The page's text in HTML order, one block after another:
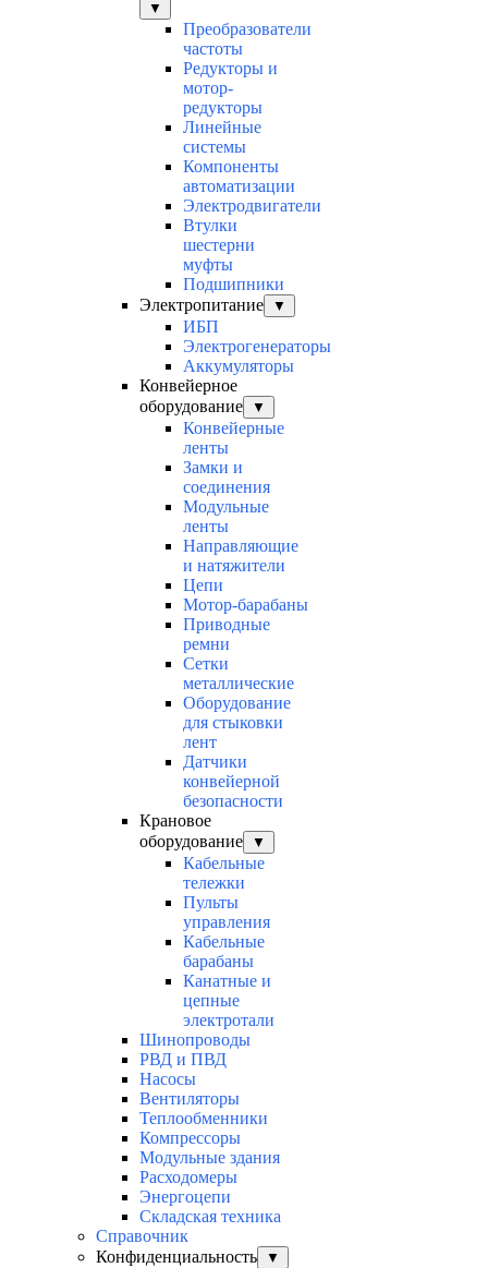
▼
Преобразователи
частоты
Редукторы и
мотор-
редукторы
Линейные
системы
Компоненты
автоматизации
Электродвигатели
Втулки
шестерни
муфты
Подшипники
Электропитание
▼
ИБП
Электрогенераторы
Аккумуляторы
Конвейерное
оборудование
▼
Конвейерные
ленты
Замки и
соединения
Модульные
ленты
Направляющие
и натяжители
Цепи
Мотор-барабаны
Приводные
ремни
Сетки
металлические
Оборудование
для стыковки
лент
Датчики
конвейерной
безопасности
Крановое
оборудование
▼
Кабельные
тележки
Пульты
управления
Кабельные
барабаны
Канатные и
цепные
электротали
Шинопроводы
РВД и ПВД
Насосы
Вентиляторы
Теплообменники
Компрессоры
Модульные здания
Расходомеры
Энергоцепи
Складская техника
Справочник
Конфиденциальность
▼